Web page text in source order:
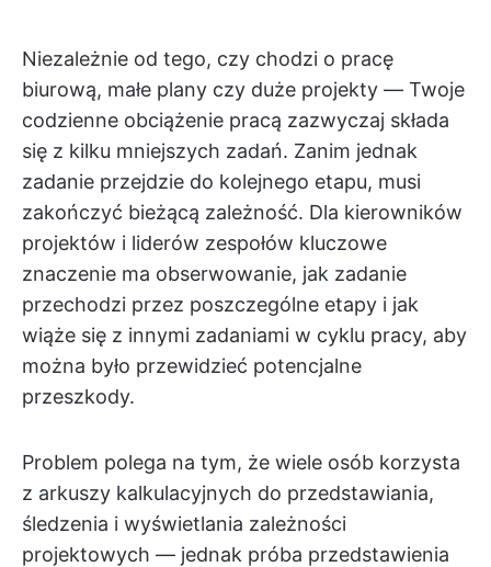
Niezależnie od tego, czy chodzi o pracę
biurową, małe plany czy duże projekty — Twoje
codzienne obciążenie pracą zazwyczaj składa
się z kilku mniejszych zadań. Zanim jednak
zadanie przejdzie do kolejnego etapu, musi
zakończyć bieżącą zależność. Dla kierowników
projektów i liderów zespołów kluczowe
znaczenie ma obserwowanie, jak zadanie
przechodzi przez poszczególne etapy i jak
wiąże się z innymi zadaniami w cyklu pracy, aby
można było przewidzieć potencjalne
przeszkody.
Problem polega na tym, że wiele osób korzysta
z arkuszy kalkulacyjnych do przedstawiania,
śledzenia i wyświetlania zależności
projektowych — jednak próba przedstawienia